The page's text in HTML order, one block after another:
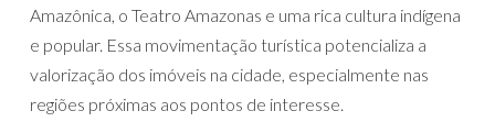
Amazônica, o Teatro Amazonas e uma rica cultura indígena
e popular. Essa movimentação turística potencializa a
valorização dos imóveis na cidade, especialmente nas
regiões próximas aos pontos de interesse.